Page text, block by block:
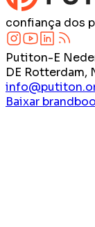
confiança dos
Putiton-E
DE Rotterdam,
Baixar